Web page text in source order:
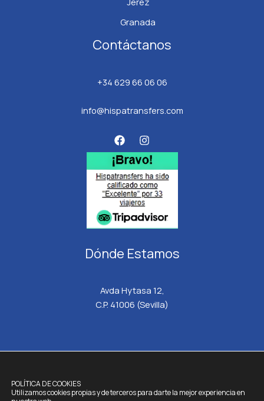
Granada
Contáctanos
+34 629 66 06 06
info@hispatransfers.com
Dónde Estamos
Avda Hytasa 12,
C.P. 41006 (Sevilla)
HISPATRANSFERS.
Aviso Legal
POLÍTICA DE COOKIES
Utilizamos cookies propias y de terceros para darte la mejor experiencia en